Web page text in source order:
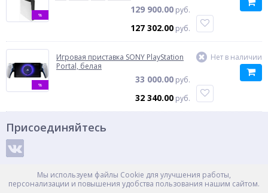
% 129 900.00 руб.
127 302.00 руб.
%
Игровая приставка SONY PlayStation
Portal, белая
33 000.00 руб.
32 340.00 руб.
Нет в наличии
Мы используем файлы Cookie для улучшения работы,
персонализации и повышения удобства пользования нашим сайтом.
Присоединяйтесь
Способы оплаты